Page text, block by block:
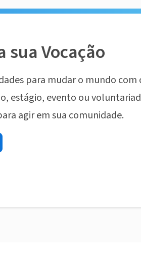
sua Vocação
para mudar o mundo com
estágio, evento ou
agir em sua comunidade.